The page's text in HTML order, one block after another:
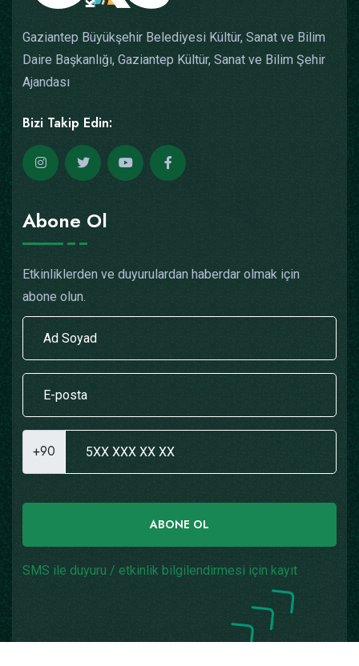
Gaziantep Büyükşehir Belediyesi Kültür, Sanat ve Bilim
Daire Başkanlığı, Gaziantep Kültür, Sanat ve Bilim Şehir
Ajandası
Bizi Takip Edin:
Abone Ol
Etkinliklerden ve duyurulardan haberdar olmak için
abone olun.
+90
ABONE OL
SMS ile duyuru / etkinlik bilgilendirmesi için kayıt